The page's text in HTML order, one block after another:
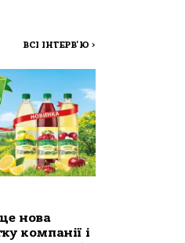
ВСІ ІНТЕРВ'Ю >
нова
компанії і